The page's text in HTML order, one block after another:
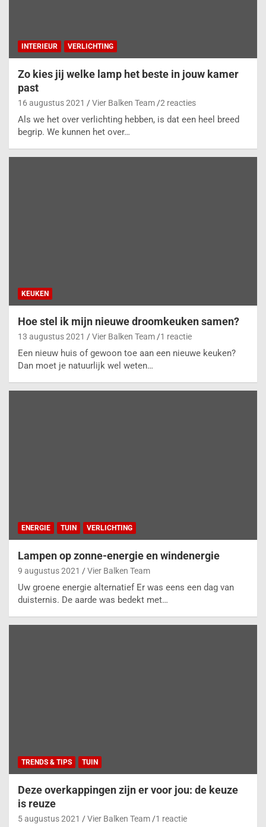
INTERIEUR VERLICHTING
Zo kies jij welke lamp het beste in jouw kamer
past
16 augustus 2021 Vier Balken Team 2 reacties
Als we het over verlichting hebben, is dat een heel breed
begrip. We kunnen het over…
KEUKEN
Hoe stel ik mijn nieuwe droomkeuken samen?
13 augustus 2021 Vier Balken Team 1 reactie
Een nieuw huis of gewoon toe aan een nieuwe keuken?
Dan moet je natuurlijk wel weten…
ENERGIE TUIN VERLICHTING
Lampen op zonne-energie en windenergie
9 augustus 2021 Vier Balken Team
Uw groene energie alternatief Er was eens een dag van
duisternis. De aarde was bedekt met…
TRENDS & TIPS TUIN
Deze overkappingen zijn er voor jou: de keuze
is reuze
5 augustus 2021 Vier Balken Team 1 reactie